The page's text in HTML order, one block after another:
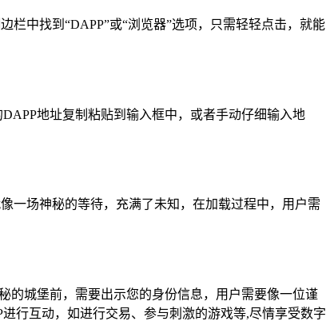
中找到“DAPP”或“浏览器”选项，只需轻轻点击，就能
地址复制粘贴到输入框中，或者手动仔细输入地
一场神秘的等待，充满了未知，在加载过程中，用户需
的城堡前，需要出示您的身份信息，用户需要像一位谨
行互动，如进行交易、参与刺激的游戏等,尽情享受数字